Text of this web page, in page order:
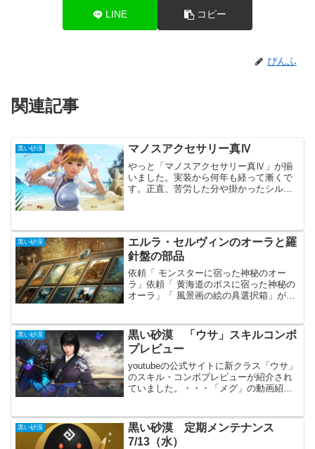
LINE コピー
ぴんふ
関連記事
黒い砂漠 マノスアクセサリー真Ⅳ
やっと「マノスアクセサリー真Ⅳ」が揃
いました。実装から何年も経って漸くで
す。正直、苦労した分や掛かったシルバ
スアクセサリー真Ⅳ本当に...
黒い砂漠
エルラ・セルヴィンのオーラと羅
針盤の部品
依頼「 モンスターに宿った神秘のオー
ラ」依頼「 黄海道のボスに宿った神秘の
オーラ」「 風景画の絵の具選択箱」が貰
ても困りません。絵の具のおかげで、未
知の地図に引き続き「...
黒い砂漠
黒い砂漠 「ウサ」スキルコンボ
プレビュー
youtubeの公式サイトに新クラス「ウサ」
のスキル・コンボプレビューが紹介され
ていました。・・・「メグ」の動画紹介
もあまり参考にはならないかもしれませ
ん。「ウサ」と「...
黒い砂漠
黒い砂漠 定期メンテナンス
7/13（水）